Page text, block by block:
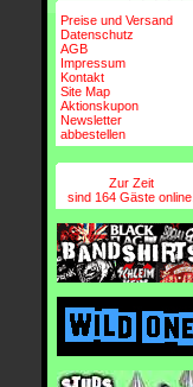
Preise und Versand
Datenschutz
AGB
Impressum
Kontakt
Site Map
Aktionskupon
Newsletter
abbestellen
Zur Zeit
sind 164 Gäste online.